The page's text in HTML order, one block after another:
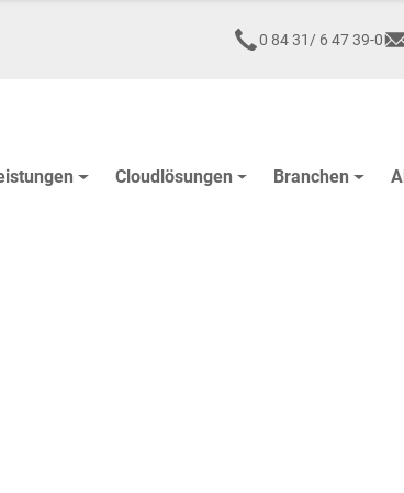
0 84 31/ 6 47 39-0
Cloudlösungen Branchen